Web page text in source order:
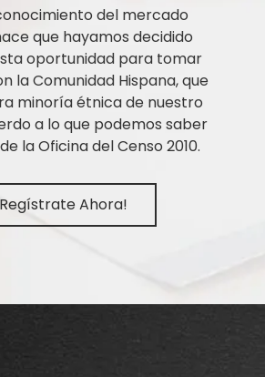
del mercado
que hayamos decidido
oportunidad para tomar
la Comunidad Hispana, que
minoría étnica de nuestro
a lo que podemos saber
la Oficina del Censo 2010.
Ahora!